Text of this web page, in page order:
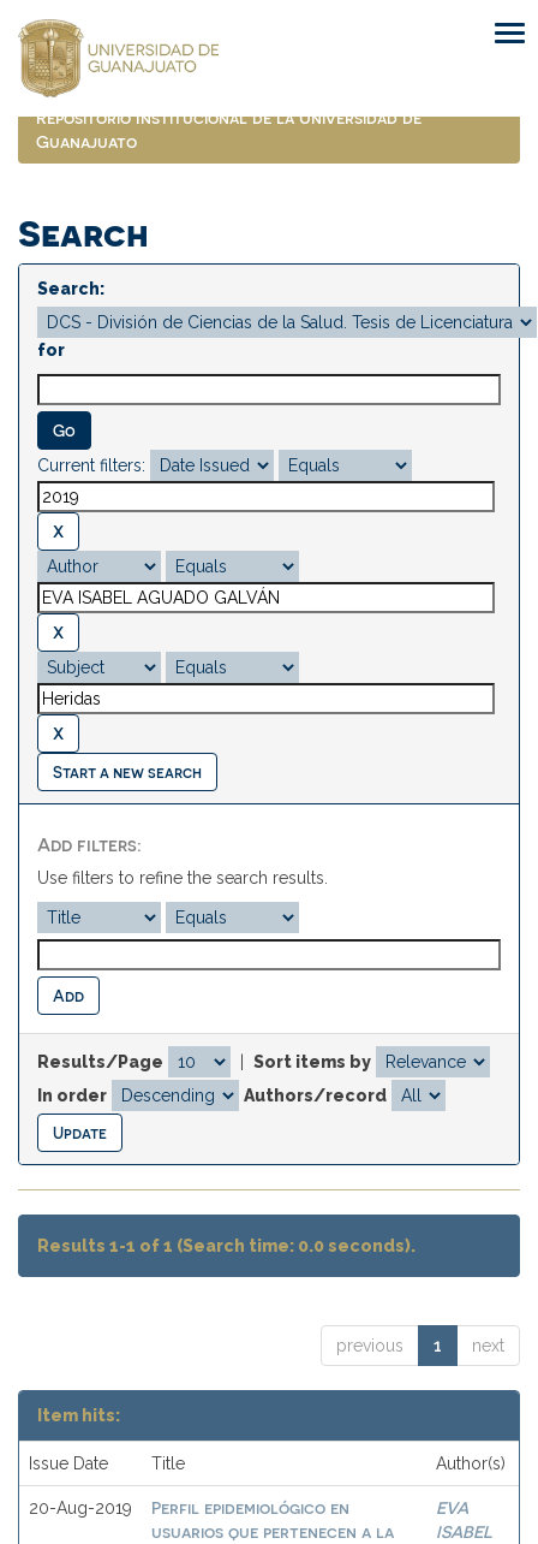
navigation
Repositorio Institucional de la Universidad de
Guanajuato
Search
Search:
for
Current filters:
Start a new search
Add filters:
Use filters to refine the search results.
Results/Page
Sort items by
In order
Authors/record
Results 1-1 of 1 (Search time: 0.0 seconds).
previous 1 next
Item hits:
Issue Date Title Author(s)
20-Aug-2019
Perfil epidemiológico en
usuarios que pertenecen a la
EVA
ISABEL